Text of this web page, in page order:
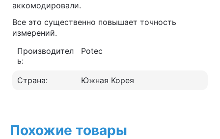
аккомодировали.
Все это существенно повышает точность
измерений.
Производител
ь:
Potec
Страна: Южная Корея
Похожие товары